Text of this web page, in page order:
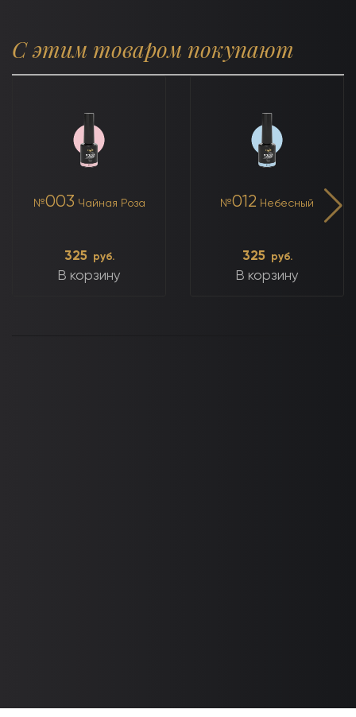
С этим товаром покупают
№003 Чайная Роза
325 руб.
В корзину
№012 Небесный
325 руб.
В корзину